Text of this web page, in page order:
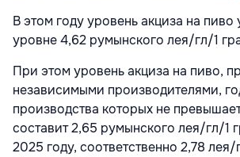
В этом году уровень акциза на пиво
уровне 4,62 румынского лея/гл/1
При этом уровень акциза на пиво,
независимыми производителями,
производства которых не
составит 2,65 румынского лея/гл/1
2025 году, соответственно 2,78 лея/